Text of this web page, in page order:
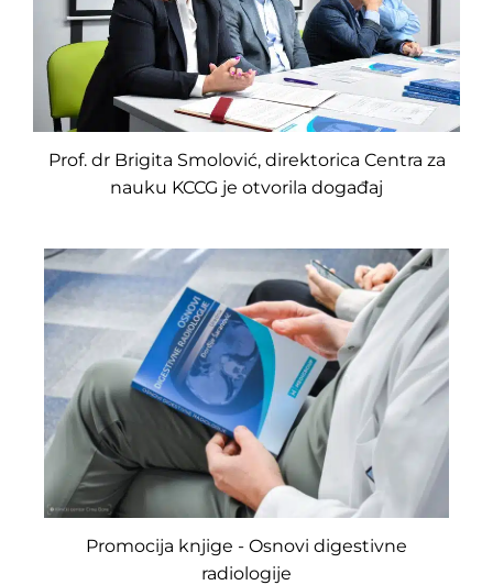
Prof. dr Brigita Smolović, direktorica Centra za
nauku KCCG je otvorila događaj
Promocija knjige - Osnovi digestivne
radiologije